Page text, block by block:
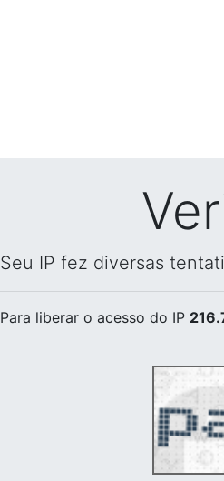
Seu IP fez diversas
Para liberar o acesso do IP